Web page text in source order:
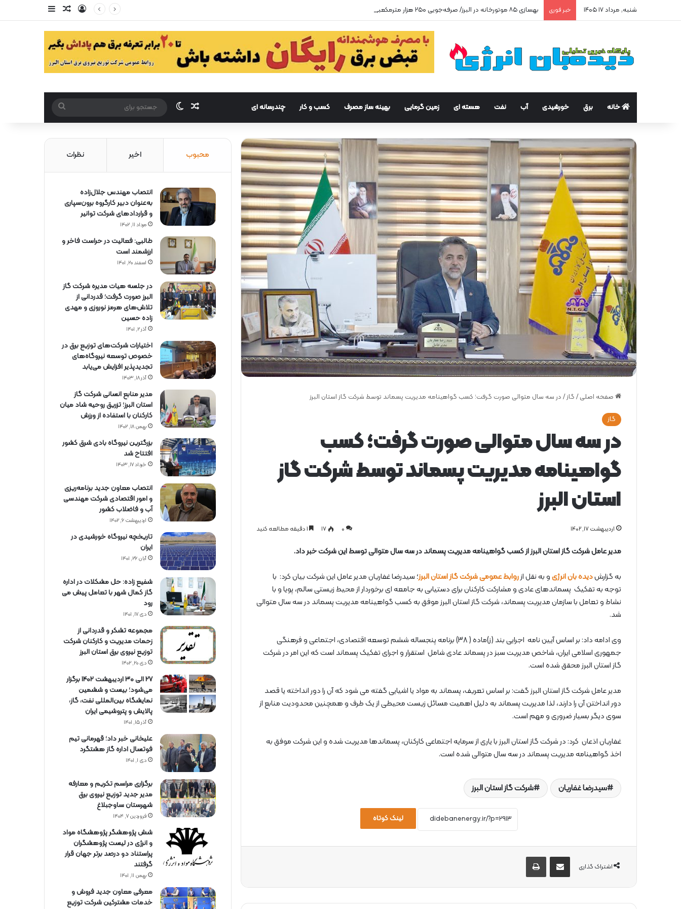
شنبه, مرداد ۱۷ ۱۴۰۵ خبر فوری بهسازی ۸۵ موتورخانه در البرز/ صرفه‌جویی ۲۵۰ هزار مترمکعبی گاز در سه ماه ورود مقاله تصادفی
خانه برق خورشیدی آب نفت هسته ای زمین گرمایی بهینه ساز مصرف کسب و کار چندرسانه ای مقاله تصادفی
تغییر پوست
برای
صفحه اصلی / گاز/ در سه سال متوالی صورت گرفت؛ کسب گواهینامه مدیریت پسماند توسط شرکت گاز استان البرز
گاز
در سه سال متوالی صورت گرفت؛ کسب
گواهینامه مدیریت پسماند توسط شرکت گاز
استان البرز
اردیبهشت ۱۷, ۱۴۰۲ 0 ۱۷
مدیر عامل شرکت گاز استان البرز از کسب گواهینامه مدیریت پسماند در سه سال متوالی توسط این شرکت خبر داد.
به گزارشدیده بان انرژیو به نقل ازروابط عمومی شرکت گاز استان البرز؛ سیدرضا غفاریان مدیر عامل این شرکت بیان کرد: با
توجه به تفکیک پسماندهای عادی و مشارکت کارکنان برای دستیابی به جامعه ای برخوردار از محیط زیستی سالم، پویا و با
نشاط و تعامل با سازمان مدیریت پسماند، شرکت گاز استان البرز موفق به کسب گواهینامه مدیریت پسماند در سه سال متوالی
شد.
وی ادامه داد: بر اساس آیین نامه اجرایی بند (ز)ماده ( 38) برنامه پنجساله ششم توسعه اقتصادی، اجتماعی و فرهنگی
جمهوری اسلامی ایران، شاخص مدیریت سبز در پسماند عادی شامل استقرار و اجرای تفکیک پسماند است که این امر در شرکت
گاز استان البرز محقق شده است.
مدیر عامل شرکت گاز استان البرز گفت: بر اساس تعریف، پسماند به مواد یا اشیایی گفته می شود که آن را دور انداخته یا قصد
دور انداختن آن را دارند، لذا مدیریت پسماند به دلیل اهمیت مسائل زیست محیطی از یک طرف و همچنین محدودیت منابع از
سوی دیگر بسیار ضروری و مهم است.
غفاریان اذعان کرد: در شرکت گاز استان البرز با یاری از سرمایه اجتماعی کارکنان، پسماندها مدیریت شده و این شرکت موفق به
اخذ گواهینامه مدیریت پسماند در سه سال متوالی شده است.
سیدرضا غفاریان شرکت گاز استان البرز
لینک کوتاه
اشتراک گذاری
از طریق ایمیل به اشتراک بگذارید
محبوب اخیر نظرات
انتصاب مهندس جلال‌زاده
به‌عنوان دبیر كارگروه برون‌سپاری
و قراردادهای شركت توانیر
مرداد ۱۱, ۱۴۰۲
طالبی: فعالیت در حراست فاخر و
ارزشمند است
اسفند ۲۰, ۱۴۰۱
در جلسه هیات مدیره شرکت گاز
البرز صورت گرفت؛ قدردانی از
تلاش‌های هرمز نوروزی و مهدی
زاده حسین
آذر ۲, ۱۴۰۱
اختیارات شرکت‌های توزیع برق در
خصوص توسعه نیروگاه‌های
تجدیدپذیر افزایش می‌یابد
آذر ۱۸, ۱۴۰۳
مدیر منابع انسانی شرکت گاز
استان البرز؛ تزریق روحیه شاد میان
کارکنان با استفاده از ورزش
بهمن ۱۸, ۱۴۰۲
بزرگترین نیروگاه بادی شرق کشور
افتتاح شد
خرداد ۱۷, ۱۴۰۳
انتصاب معاون جدید برنامه‌ریزی
و امور اقتصادی شرکت مهندسی
آب و فاضلاب کشور
اردیبهشت ۶, ۱۴۰۲
تاریخچه نیروگاه خورشیدی در
ایران
آبان ۲۶, ۱۴۰۱
شفیع زاده: حل مشکلات در اداره
گاز کمال شهر با تعامل پیش می
رود
دی ۱۷, ۱۴۰۱
مجموعه تشکر و قدردانی از
زحمات مدیریت و کارکنان شرکت
توزیع نیروی برق استان البرز
دی ۲۰, ۱۴۰۲
27 الی 30 اردیبهشت 1402 برگزار
می‌شود؛ بیست و ششمین
نمایشگاه بین‌المللی نفت، گاز،
پالایش و پتروشیمی ایران
آذر ۱۵, ۱۴۰۱
علیخانی خبر داد؛ قهرمانی تیم
فوتسال اداره گاز هشتگرد
دی ۱, ۱۴۰۱
برگزاری مراسم تكریم و معارفه
مدیر جدید توزیع نیروی برق
شهرستان ساوجبلاغ
فروردین ۷, ۱۴۰۴
شش پژوهشگر پژوهشگاه مواد
و انرژی در لیست پژوهشگران
پراستناد دو درصد برتر جهان قرار
گرفتند
بهمن ۱۱, ۱۴۰۱
معرفی معاون جدید فروش و
خدمات مشتركین شركت توزیع